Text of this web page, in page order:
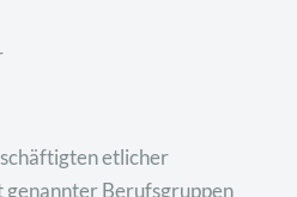
etlicher
Berufsgruppen